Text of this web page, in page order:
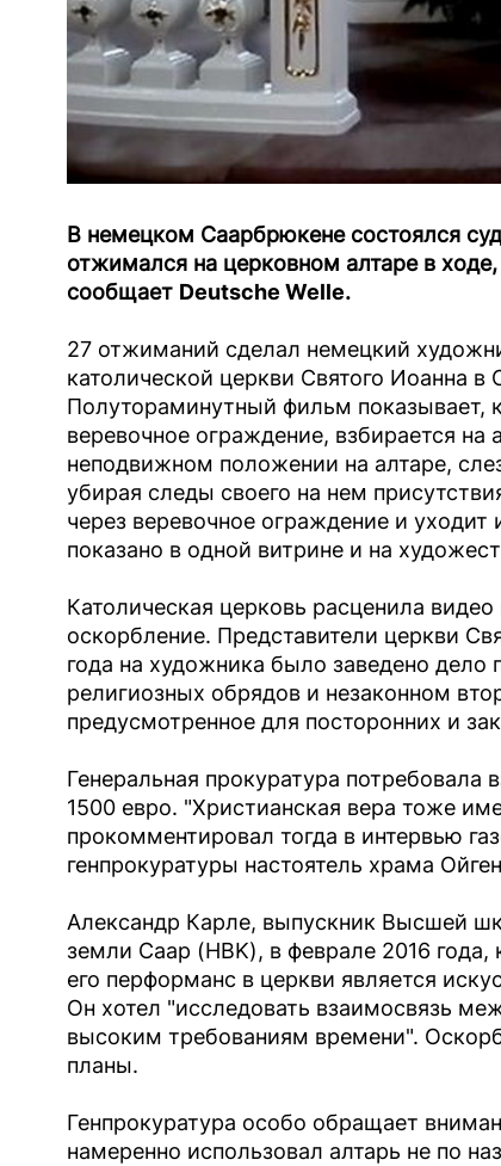
В немецком Саарбрюкене состоялся
отжимался на церковном алтаре в
сообщает Deutsche Welle.
27 отжиманий сделал немецкий
католической церкви Святого Иоанна
Полутораминутный фильм показывает,
веревочное ограждение, взбирается
неподвижном положении на алтаре,
убирая следы своего на нем
через веревочное ограждение и
показано в одной витрине и на
Католическая церковь расценила
оскорбление. Представители церкви
года на художника было заведено
религиозных обрядов и незаконном
предусмотренное для посторонних и
Генеральная прокуратура
1500 евро. "Христианская вера тоже
прокомментировал тогда в интервью
генпрокуратуры настоятель храма
Александр Карле, выпускник Высшей
земли Саар (HBK), в феврале 2016
его перформанс в церкви является
Он хотел "исследовать взаимосвязь
высоким требованиям времени".
планы.
Генпрокуратура особо обращает
намеренно использовал алтарь не по